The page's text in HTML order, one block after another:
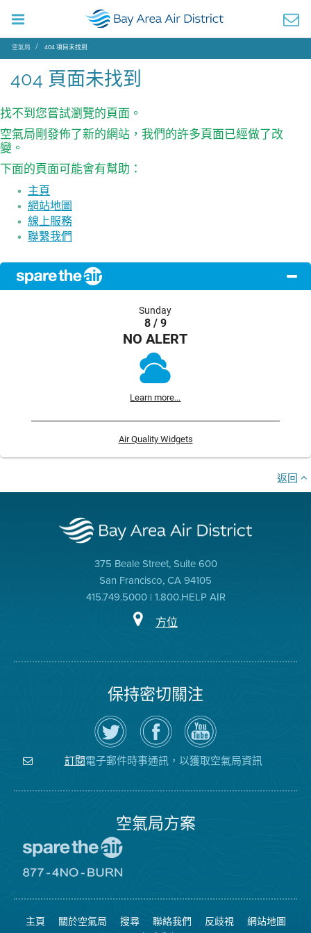
空氣局 404 項目未找到
404 頁面未找到
找不到您嘗試瀏覽的頁面。
空氣局剛發佈了新的網站，我們的許多頁面已經做了改
變。
下面的頁面可能會有幫助：
主頁
網站地圖
線上服務
聯繫我們
Sunday
8 / 9
NO ALERT
Learn more...
Air Quality Widgets
返回
375 Beale Street, Suite 600
San Francisco, CA 94105
415.749.5000 | 1.800.HELP AIR
方位
保持密切關注
在
Twitter
上
關
注
空
瀏
覽
氣
局
的
空
氣
局
YouTube
頻
道
訂閱電子郵件時事通訊，以獲取空氣局資訊
空氣局方案
空
日
網
8774
可
燃
主頁 關於空氣局 搜尋 聯絡我們 反歧視
網站地圖